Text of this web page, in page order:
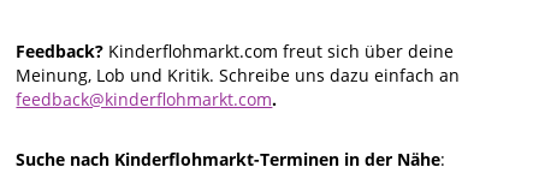
Feedback? Kinderflohmarkt.com freut sich über deine
Meinung, Lob und Kritik. Schreibe uns dazu einfach an
feedback@kinderflohmarkt.com.
Suche nach Kinderflohmarkt-Terminen in der Nähe: